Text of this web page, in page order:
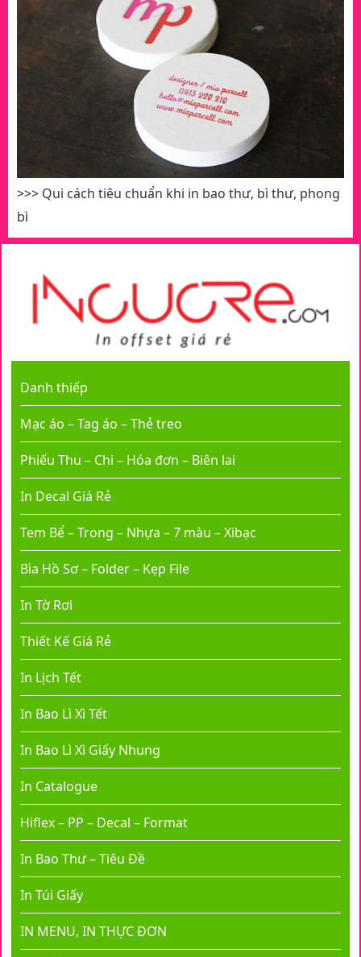
>>> Qui cách tiêu chuẩn khi in bao thư, bì thư, phong
bì
Danh thiếp
Mạc áo – Tag áo – Thẻ treo
Phiếu Thu – Chi – Hóa đơn – Biên lai
In Decal Giá Rẻ
Tem Bể – Trong – Nhựa – 7 màu – Xibạc
Bìa Hồ Sơ – Folder – Kẹp File
In Tờ Rơi
Thiết Kế Giá Rẻ
In Lịch Tết
In Bao Lì Xì Tết
In Bao Lì Xì Giấy Nhung
In Catalogue
Hiflex – PP – Decal – Format
In Bao Thư – Tiêu Đề
In Túi Giấy
IN MENU, IN THỰC ĐƠN